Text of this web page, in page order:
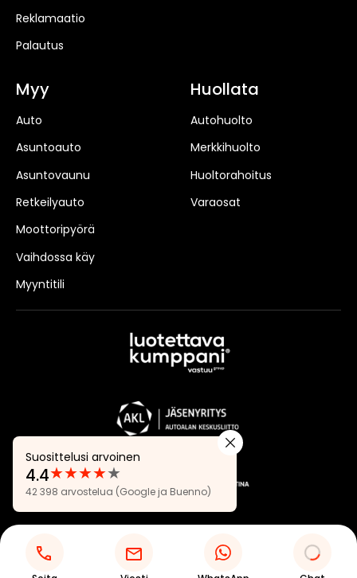
Suosittelusi arvoinen
Arvostelut:
4.4
★★★★★
4.4
42 398 arvostelua (Google ja Buenno)
Reklamaatio
Palautus
Myy
Auto
Asuntoauto
Asuntovaunu
Retkeilyauto
Moottoripyörä
Vaihdossa käy
Myyntitili
Huollata
Autohuolto
Merkkihuolto
Huoltorahoitus
Varaosat
Tietosuojaseloste Evästeasetukset